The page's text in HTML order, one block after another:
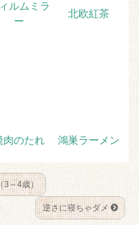
ルムミラ
ー
北欧紅茶
肉のたれ 鴻巣ラーメン
～4歳）
逆さに寝ちゃダメ